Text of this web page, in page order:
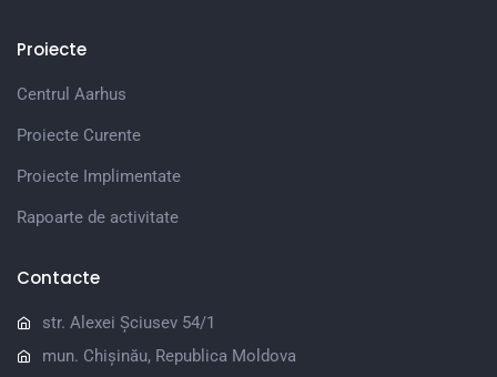
Proiecte
Centrul Aarhus
Proiecte Curente
Proiecte Implimentate
Rapoarte de activitate
Contacte
str. Alexei Șciusev 54/1
mun. Chișinău, Republica Moldova